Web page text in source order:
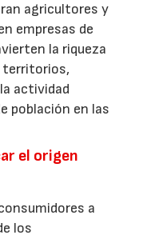
agricultores y
empresas de
la riqueza
territorios,
actividad
población en las
el origen
a
los